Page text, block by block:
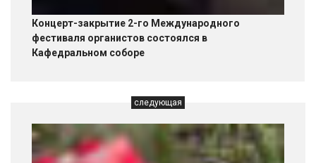
Концерт-закрытие 2-го Международного
фестиваля органистов состоялся в
Кафедральном соборе
следующая